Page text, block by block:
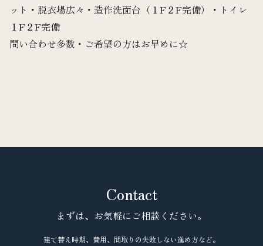
ット・脱衣場広々・造作洗面台（１F２F完備）・トイレ
１F２F完備
問い合わせ多数・ご希望の方はお早めに☆
Contact
まずは、お気軽にご相談ください。
建て替え時期、費用、間取りの失敗しない進め方など。